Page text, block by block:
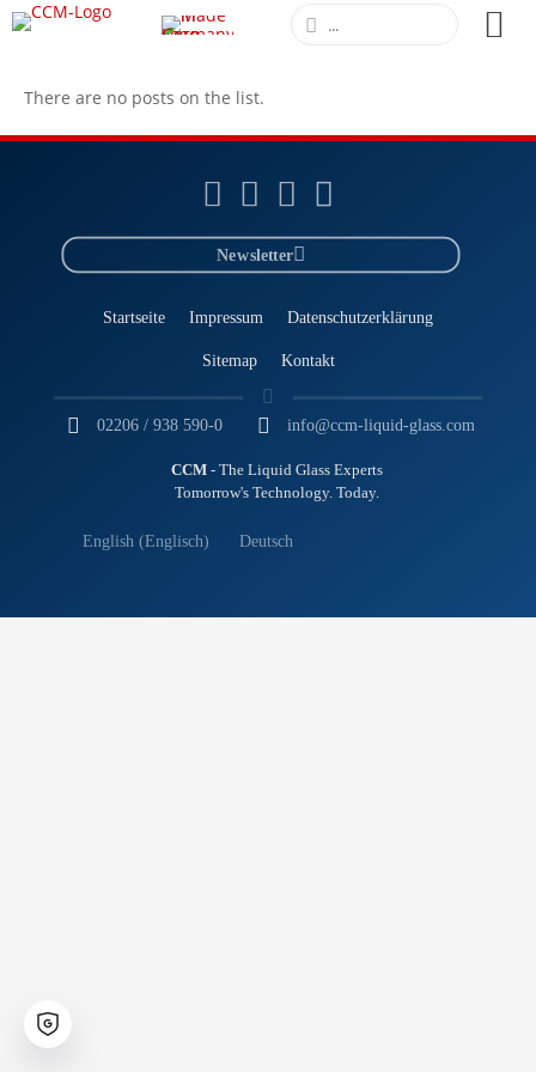
There are no posts on the list.
Startseite Impressum Datenschutzerklärung
Sitemap Kontakt
02206 / 938 590-0 info@ccm-liquid-glass.com
Newsletter
CCM - The Liquid Glass Experts
Tomorrow's Technology. Today.
English (Englisch) Deutsch